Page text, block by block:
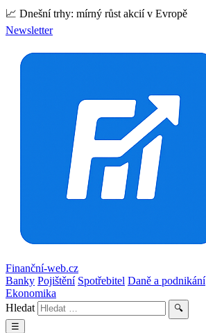
📈 Dnešní trhy: mírný růst akcií v Evropě
Newsletter
Finanční-web.cz
Banky Pojištění Spotřebitel Daně a podnikání
Ekonomika
Hledat
🔍
☰